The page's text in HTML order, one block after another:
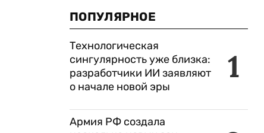
ПОПУЛЯРНОЕ
1
Технологическая
сингулярность уже близка:
разработчики ИИ заявляют
о начале новой эры
Армия РФ создала